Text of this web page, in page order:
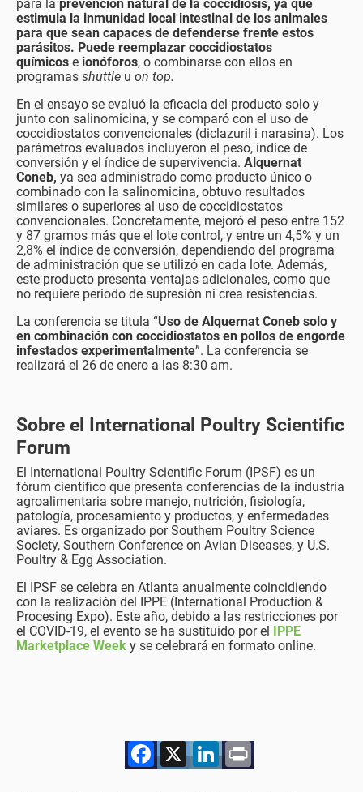
para la prevención natural de la coccidiosis, ya que
estimula la inmunidad local intestinal de los animales
para que sean capaces de defenderse frente estos
parásitos. Puede reemplazar coccidiostatos
químicos e ionóforos, o combinarse con ellos en
programas shuttle u on top.
En el ensayo se evaluó la eficacia del producto solo y
junto con salinomicina, y se comparó con el uso de
coccidiostatos convencionales (diclazuril i narasina). Los
parámetros evaluados incluyeron el peso, índice de
conversión y el índice de supervivencia. Alquernat
Coneb, ya sea administrado como producto único o
combinado con la salinomicina, obtuvo resultados
similares o superiores al uso de coccidiostatos
convencionales. Concretamente, mejoró el peso entre 152
y 87 gramos más que el lote control, y entre un 4,5% y un
2,8% el índice de conversión, dependiendo del programa
de administración que se utilizó en cada lote. Además,
este producto presenta ventajas adicionales, como que
no requiere periodo de supresión ni crea resistencias.
La conferencia se titula “Uso de Alquernat Coneb solo y
en combinación con coccidiostatos en pollos de engorde
infestados experimentalmente”. La conferencia se
realizará el 26 de enero a las 8:30 am.
Sobre el International Poultry Scientific
Forum
El International Poultry Scientific Forum (IPSF) es un
fórum científico que presenta conferencias de la industria
agroalimentaria sobre manejo, nutrición, fisiología,
patología, procesamiento y productos, y enfermedades
aviares. Es organizado por Southern Poultry Science
Society, Southern Conference on Avian Diseases, y U.S.
Poultry & Egg Association.
El IPSF se celebra en Atlanta anualmente coincidiendo
con la realización del IPPE (International Production &
Procesing Expo). Este año, debido a las restricciones por
el COVID-19, el evento se ha sustituido por el IPPE
Marketplace Week y se celebrará en formato online.
Facebook
X LinkedIn
Print